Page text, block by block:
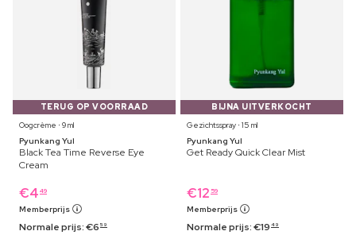
TERUG OP VOORRAAD
Oogcrème ⋅ 9 ml
Pyunkang Yul
Black Tea Time Reverse Eye
Cream
€4 49
Memberprijs
Normale prijs:€6 59
BIJNA UITVERKOCHT
Gezichtsspray ⋅ 15 ml
Pyunkang Yul
Get Ready Quick Clear Mist
€12 59
Memberprijs
Normale prijs:€19 49